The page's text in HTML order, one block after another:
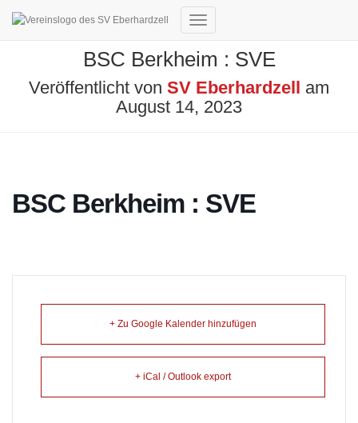
Navigation
umschalten
BSC Berkheim : SVE
Veröffentlicht von SV Eberhardzell am
August 14, 2023
BSC Berkheim : SVE
+ Zu Google Kalender hinzufügen
+ iCal / Outlook export